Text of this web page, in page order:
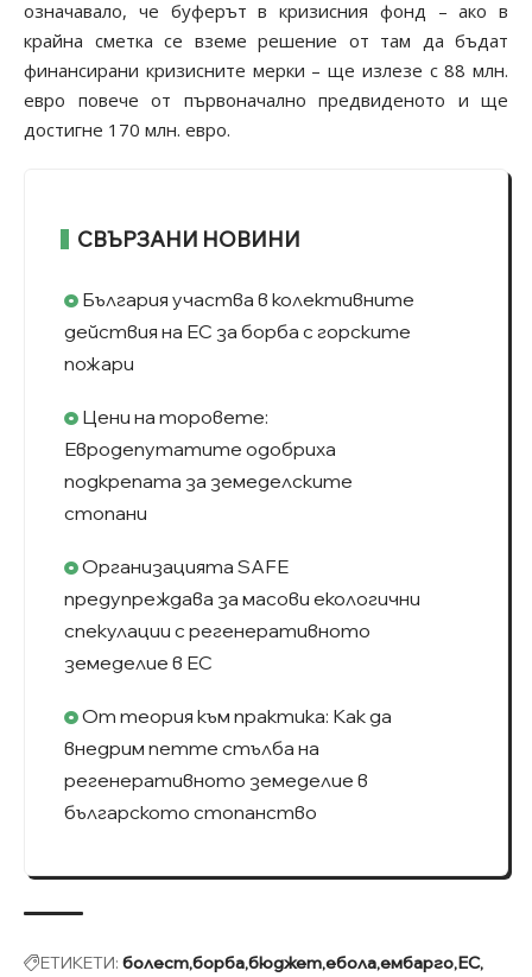
означавало, че буферът в кризисния фонд – ако в
крайна сметка се вземе решение от там да бъдат
финансирани кризисните мерки – ще излезе с 88 млн.
евро повече от първоначално предвиденото и ще
достигне 170 млн. евро.
СВЪРЗАНИ НОВИНИ
България участва в колективните
действия на ЕС за борба с горските
пожари
Цени на торовете:
Евродепутатите одобриха
подкрепата за земеделските
стопани
Организацията SAFE
предупреждава за масови екологични
спекулации с регенеративното
земеделие в ЕС
От теория към практика: Как да
внедрим петте стълба на
регенеративното земеделие в
българското стопанство
ЕТИКЕТИ: болестборбабюджетеболаембарго ЕС